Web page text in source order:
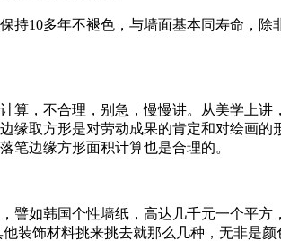
10多年不褪色，与墙面基本同寿命，除
，不合理，别急，慢慢讲。从美学上讲
缘取方形是对劳动成果的肯定和对绘画
笔边缘方形面积计算也是合理的。
如韩国个性墙纸，高达几千元一个平方
装饰材料挑来挑去就那么几种，无非是